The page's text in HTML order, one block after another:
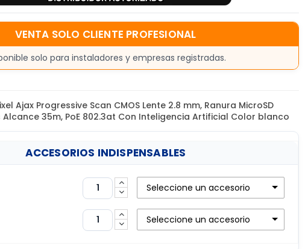
VENTA SOLO CLIENTE PROFESIONAL
solo para instaladores y empresas registradas.
Ajax Progressive Scan CMOS Lente 2.8 mm, Ranura MicroSD
Alcance 35m, PoE 802.3at Con Inteligencia Artificial Color blanco
ACCESORIOS INDISPENSABLES
Seleccione un accesorio
Seleccione un accesorio